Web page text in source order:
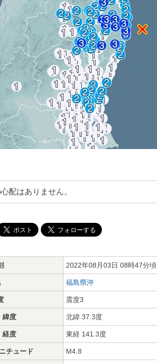
配はありません。
2022年08月03日 08時47分頃
福島県沖
震度3
緯度 北緯 37.3度
経度 東経 141.3度
チュード M4.8